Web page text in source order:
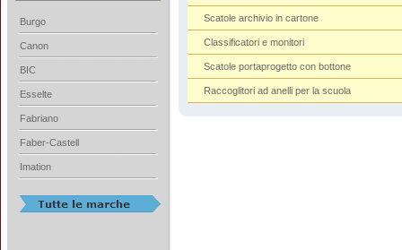
Scatole archivio in cartone
Classificatori e monitori
Scatole portaprogetto con bottone
Raccoglitori ad anelli per la scuola
Burgo
Canon
BIC
Esselte
Fabriano
Faber-Castell
Imation